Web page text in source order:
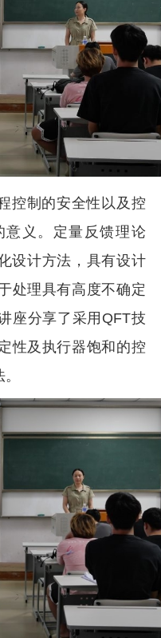
控制的安全性以及控
义。定量反馈理论
设计方法，具有设计
处理具有高度不确定
座分享了采用QFT技
性及执行器饱和的控